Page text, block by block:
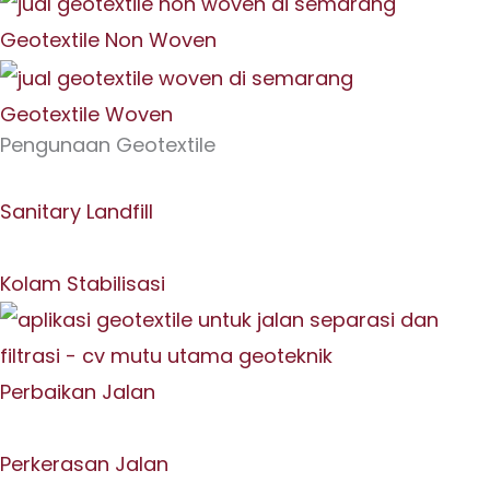
Geotextile Non Woven
Geotextile Woven
Pengunaan Geotextile
Sanitary Landfill
Kolam Stabilisasi
Perbaikan Jalan
Perkerasan Jalan